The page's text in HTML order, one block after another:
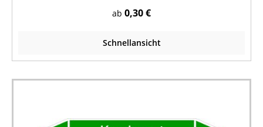
ab 0,30 €
Schnellansicht